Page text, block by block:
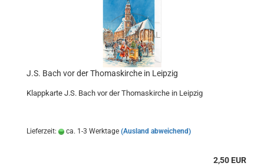
J.S. Bach vor der Thomaskirche in Leipzig
Klappkarte J.S. Bach vor der Thomaskirche in Leipzig
Lieferzeit: ca. 1-3 Werktage (Ausland abweichend)
2,50 EUR